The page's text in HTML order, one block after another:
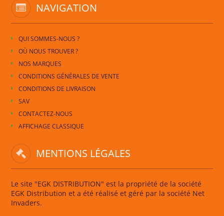
NAVIGATION
QUI SOMMES-NOUS ?
OÙ NOUS TROUVER ?
NOS MARQUES
CONDITIONS GÉNÉRALES DE VENTE
CONDITIONS DE LIVRAISON
SAV
CONTACTEZ-NOUS
AFFICHAGE CLASSIQUE
MENTIONS LÉGALES
Le site "EGK DISTRIBUTION" est la propriété de la société
EGK Distribution et a été réalisé et géré par la société Net
Invaders.